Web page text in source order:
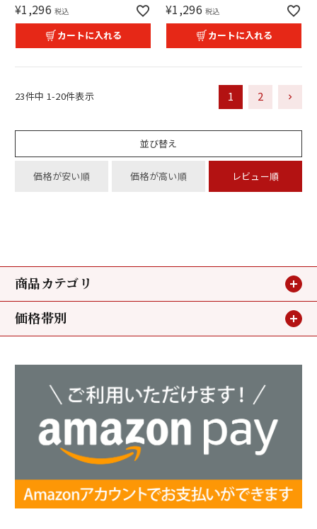
¥1,296 税込
カートに入れる
¥1,296 税込
カートに入れる
並び替え
価格が安い順 価格が高い順 レビュー順
23件中 1-20件表示 1 2
商品カテゴリ
贈り物
小鯛のささ漬
若狭甘鯛
昆布〆
価格帯別
3,240円～5,400円
5,400円～